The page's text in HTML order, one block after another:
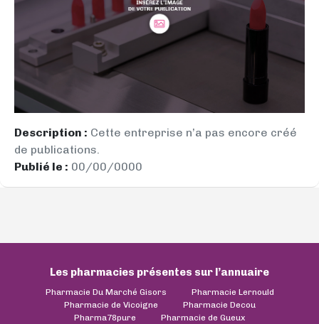
Description : Cette entreprise n’a pas encore créé
de publications.
Publié le : 00/00/0000
Les pharmacies présentes sur l’annuaire
Pharmacie Du Marché Gisors
Pharmacie Lernould
Pharmacie de Vicoigne
Pharmacie Decou
Pharma78pure
Pharmacie de Gueux